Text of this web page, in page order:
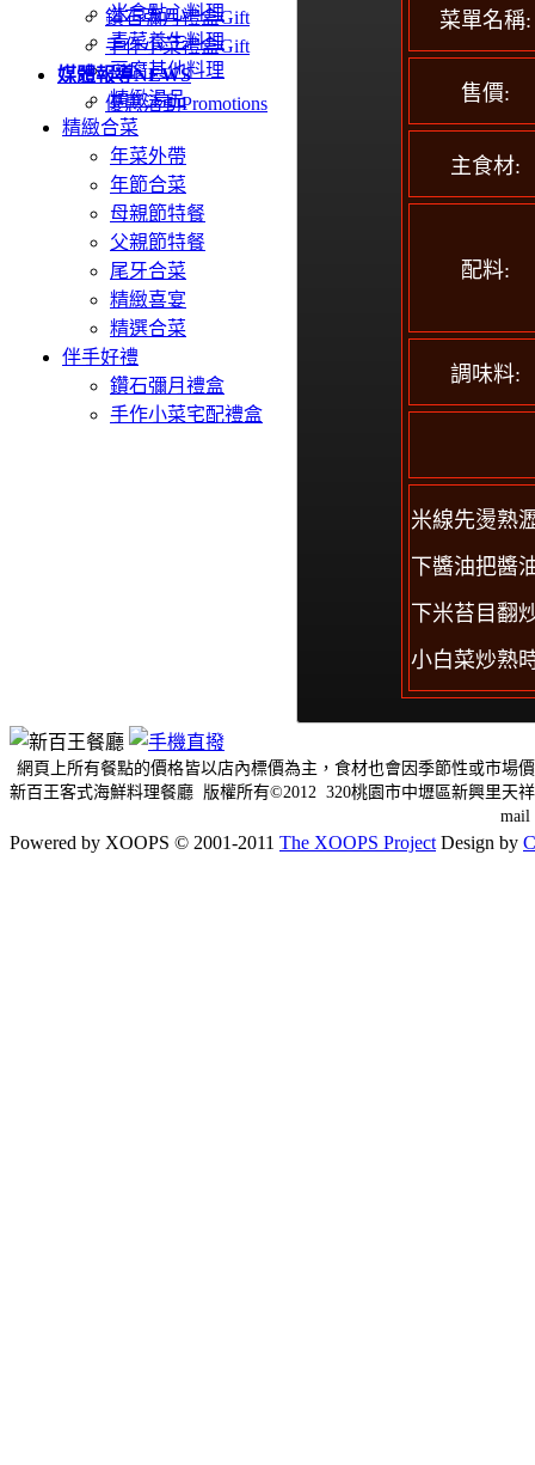
鑽石彌月禮盒Gift
手作小菜禮盒Gift
媒體報導NEWS
優惠活動Promotions
米食點心料理
青菜養生料理
豆腐其他料理
精緻湯品
精緻合菜
年菜外帶
年節合菜
母親節特餐
父親節特餐
尾牙合菜
精緻喜宴
精選合菜
伴手好禮
鑽石彌月禮盒
手作小菜宅配禮盒
菜單名稱:
售價:
主食材:
配料:
調味料:
米線先燙熟
下醬油把醬
下米苔目翻
小白菜炒熟
網頁上所有餐點的價格皆以店內標價為主，食材也會因季節性或市場
新百王客式海鮮料理餐廳 版權所有©2012 320桃園市中壢區新興里
mail
Powered by XOOPS © 2001-2011 The XOOPS Project Design by